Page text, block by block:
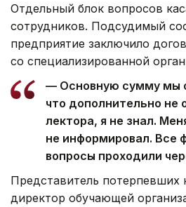
Отдельный блок вопросов
сотрудников. Подсудимый
предприятие заключило
со специализированной
— Основную сумму мы
что дополнительно не
лектора, я не знал.
не информировал. Все
вопросы проходили
Представитель потерпевших
директор обучающей